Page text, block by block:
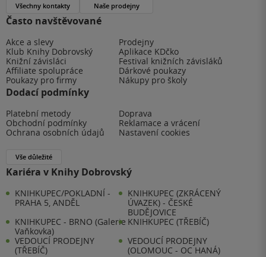
Často navštěvované
Akce a slevy
Prodejny
Klub Knihy Dobrovský
Aplikace KDčko
Knižní závisláci
Festival knižních závisláků
Affiliate spolupráce
Dárkové poukazy
Poukazy pro firmy
Nákupy pro školy
Dodací podmínky
Platební metody
Doprava
Obchodní podmínky
Reklamace a vrácení
Ochrana osobních údajů
Nastavení cookies
Vše důležité
Kariéra v Knihy Dobrovský
KNIHKUPEC/POKLADNÍ -
PRAHA 5, ANDĚL
KNIHKUPEC (ZKRÁCENÝ
ÚVAZEK) - ČESKÉ
BUDĚJOVICE
KNIHKUPEC - BRNO (Galerie
Vaňkovka)
KNIHKUPEC (TŘEBÍČ)
VEDOUCÍ PRODEJNY
(TŘEBÍČ)
VEDOUCÍ PRODEJNY
(OLOMOUC - OC HANÁ)
Všechny kontakty Naše prodejny